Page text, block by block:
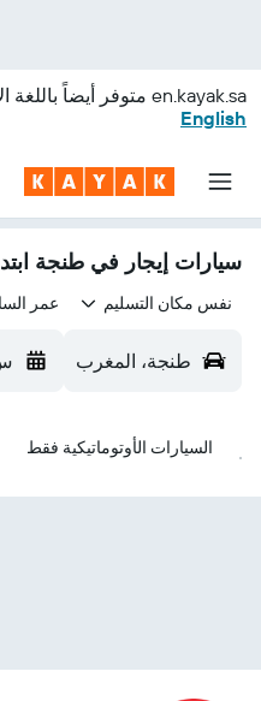
en.kayak.sa متوفر أيضاً باللغة
English
سيارات إيجار في طنجة
نفس مكان التسليم عمر
طنجة، المغرب س
السيارات الأوتوماتيكية فقط